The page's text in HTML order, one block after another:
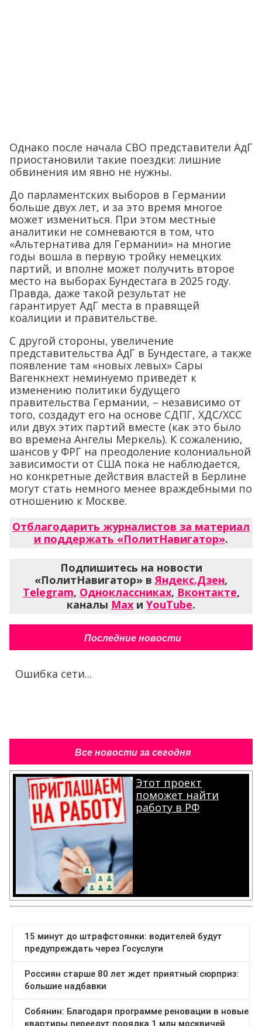
Однако после начала СВО представители АдГ
приостановили такие поездки: лишние
обвинения им явно не нужны.
До парламентских выборов в Германии
больше двух лет, и за это время многое
может измениться. При этом местные
аналитики не сомневаются в том, что
«Альтернатива для Германии» на многие
годы вошла в первую тройку немецких
партий, и вполне может получить второе
место на выборах Бундестага в 2025 году.
Правда, даже такой результат не
гарантирует АдГ места в правящей
коалиции и правительстве.
С другой стороны, увеличение
представительства АдГ в Бундестаге, а также
появление там «новых левых» Сары
Вагенкнехт неминуемо приведёт к
изменению политики будущего
правительства Германии, – независимо от
того, создадут его на основе СДПГ, ХДС/ХСС
или двух этих партий вместе (как это было
во времена Ангелы Меркель). К сожалению,
шансов у ФРГ на преодоление колониальной
зависимости от США пока не наблюдается,
но конкретные действия властей в Берлине
могут стать немного менее враждебными по
отношению к Москве.
Отблагодарить журналистов за материал
и поддержать «ПолитНавигатор».
Подпишитесь на новости
«ПолитНавигатор» вЯндекс.Дзен,
Telegram, Одноклассниках, Вконтакте,
каналы Max и YouTube.
Последние новости
Ошибка сети...
Все новости за сегодня
Этот проект
поможет найти
работу в РФ
.